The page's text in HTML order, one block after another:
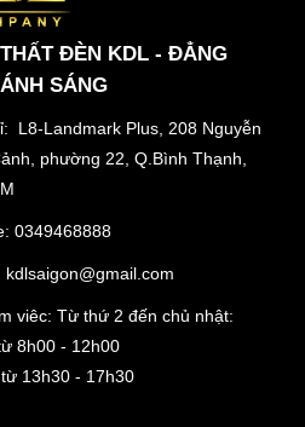
ĐÈN KDL - ĐẲNG
SÁNG
L8-Landmark Plus, 208 Nguyễn
phường 22, Q.Bình Thạnh,
0349468888
kdlsaigon@gmail.com
viêc: Từ thứ 2 đến chủ nhật:
8h00 - 12h00
13h30 - 17h30